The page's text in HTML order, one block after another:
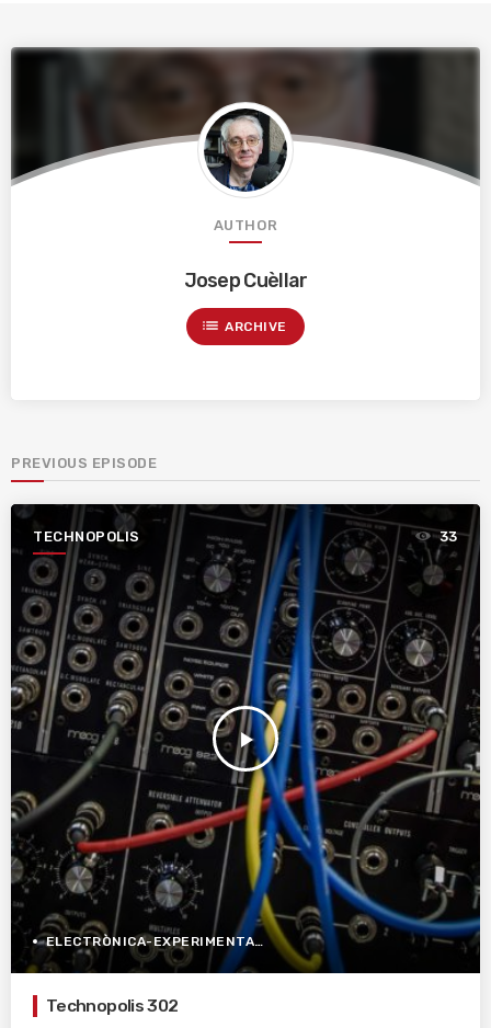
AUTHOR
Josep Cuèllar
list ARCHIVE
PREVIOUS EPISODE
TECHNOPOLIS
play_arrow
33
ELECTRÒNICA-EXPERIMENTAL
Technopolis 302